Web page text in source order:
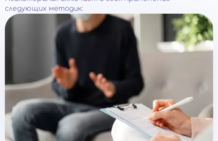
следующих методик: